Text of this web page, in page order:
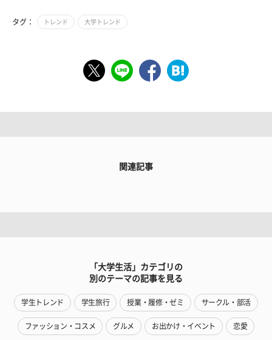
タグ： トレンド 大学トレンド
関連記事
「大学生活」カテゴリの
別のテーマの記事を見る
学生トレンド 学生旅行 授業・履修・ゼミ サークル・部活
ファッション・コスメ グルメ お出かけ・イベント 恋愛